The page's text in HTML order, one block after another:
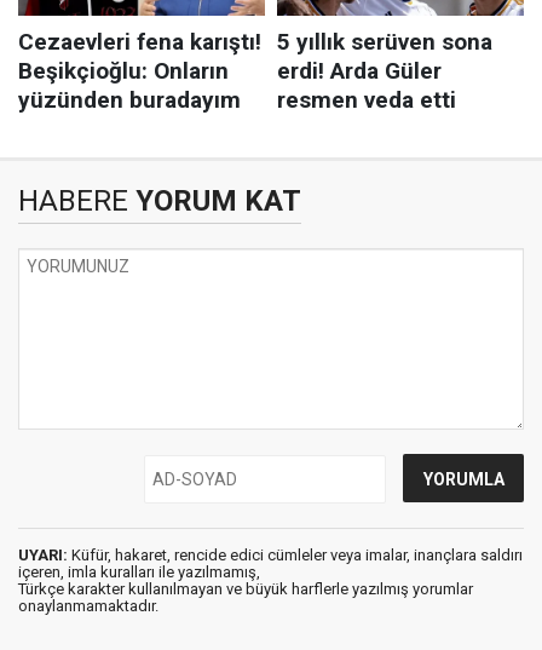
HABERE YORUM KAT
UYARI: Küfür, hakaret, rencide edici cümleler veya imalar, inançlara saldırı
içeren, imla kuralları ile yazılmamış,
Türkçe karakter kullanılmayan ve büyük harflerle yazılmış yorumlar
onaylanmamaktadır.